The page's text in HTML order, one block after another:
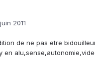
2011
de ne pas etre
en